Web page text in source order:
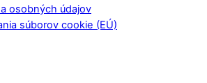
osobných údajov
súborov cookie (EÚ)